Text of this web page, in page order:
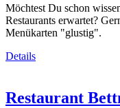
Möchtest Du schon
Restaurants erwartet?
Menükarten "glustig".
Details
Restaurant